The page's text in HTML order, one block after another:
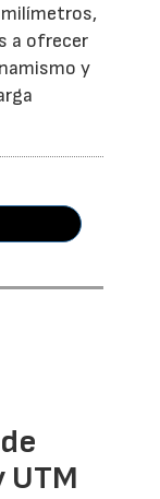
a ofrecer
y
UTM